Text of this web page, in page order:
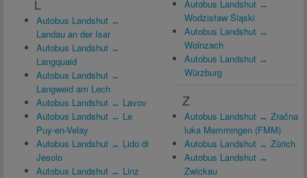
L
Autobus Landshut ↔
Landau an der Isar
Autobus Landshut ↔
Langquaid
Autobus Landshut ↔
Langweid am Lech
Autobus Landshut ↔ Lavov
Autobus Landshut ↔ Le
Puy-en-Velay
Autobus Landshut ↔ Lido di
Jesolo
Autobus Landshut ↔ Linz
Autobus Landshut ↔
Wodzisław Śląski
Autobus Landshut ↔
Wolnzach
Autobus Landshut ↔
Würzburg
Z
Autobus Landshut ↔ Zračna
luka Memmingen (FMM)
Autobus Landshut ↔ Zürich
Autobus Landshut ↔
Zwickau